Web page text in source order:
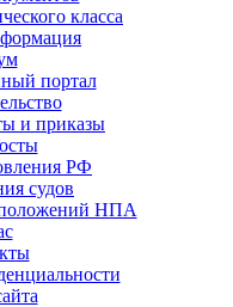
класса
портал
и приказы
РФ
судов
положений НПА